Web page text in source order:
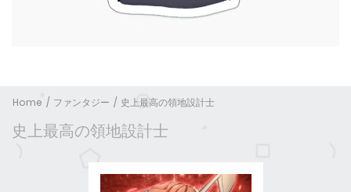
Home ファンタジー 史上最高の領地設計士
史上最高の領地設計士